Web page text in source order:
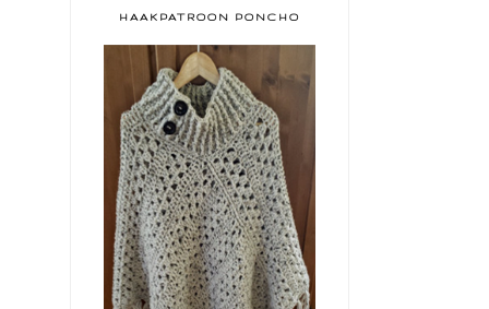
HAAKPATROON PONCHO